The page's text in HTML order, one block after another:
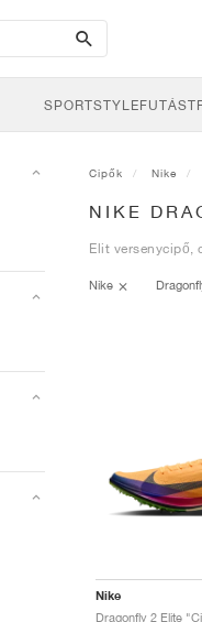
search-
btn
SPORTSTYLEFUTÁS
Cipők Nike
NIKE
Elit versenycipő,
Nike
Nike